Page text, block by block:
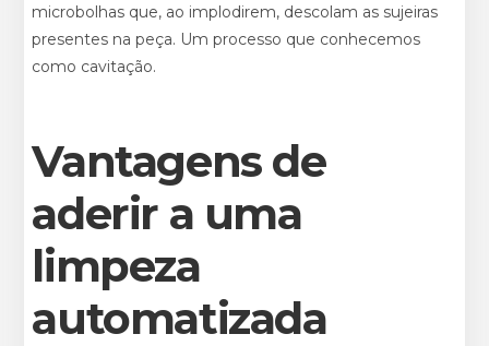
microbolhas que, ao implodirem, descolam as sujeiras
presentes na peça. Um processo que conhecemos
como cavitação.
Vantagens de
aderir a uma
limpeza
automatizada